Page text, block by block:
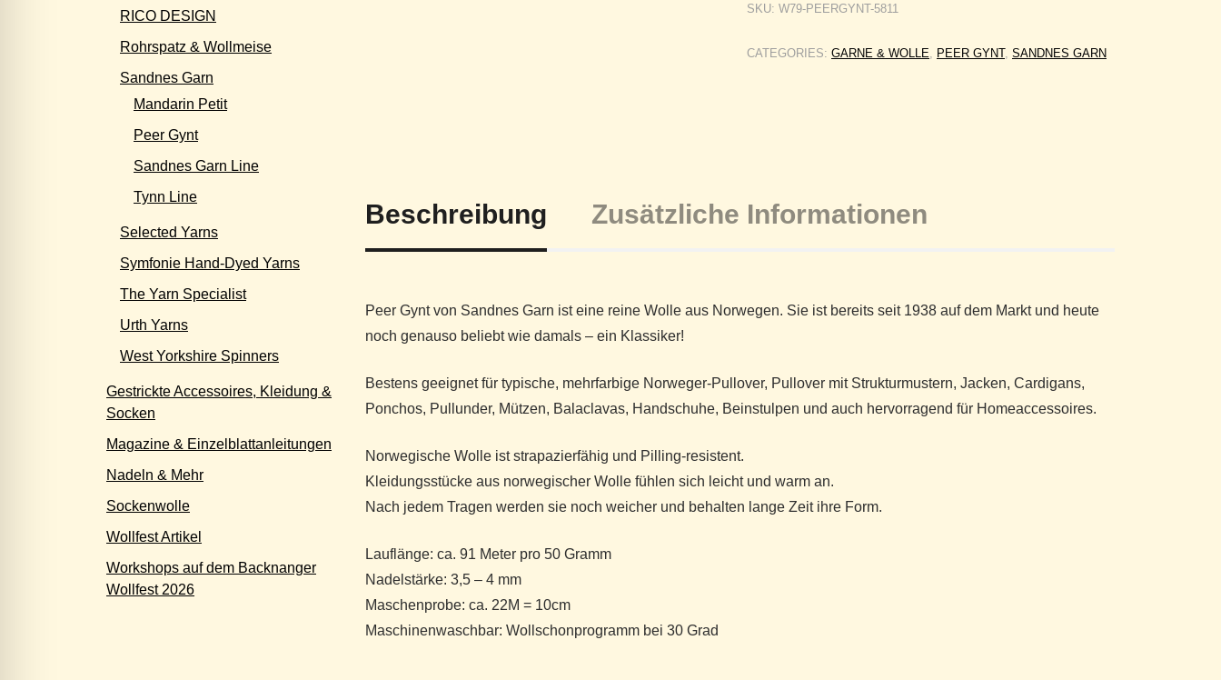
SKU: W79-PEERGYNT-5811
CATEGORIES: GARNE & WOLLE PEER GYNT, SANDNES GARN
Beschreibung Zusätzliche Informationen
Peer Gynt von Sandnes Garn ist eine reine Wolle aus Norwegen. Sie ist bereits seit 1938 auf dem Markt und heute
noch genauso beliebt wie damals – ein Klassiker!
Bestens geeignet für typische, mehrfarbige Norweger-Pullover, Pullover mit Strukturmustern, Jacken, Cardigans,
Ponchos, Pullunder, Mützen, Balaclavas, Handschuhe, Beinstulpen und auch hervorragend für Homeaccessoires.
Norwegische Wolle ist strapazierfähig und Pilling-resistent.
Kleidungsstücke aus norwegischer Wolle fühlen sich leicht und warm an.
Nach jedem Tragen werden sie noch weicher und behalten lange Zeit ihre Form.
Lauflänge: ca. 91 Meter pro 50 Gramm
Nadelstärke: 3,5 – 4 mm
Maschenprobe: ca. 22M = 10cm
Maschinenwaschbar: Wollschonprogramm bei 30 Grad
RICO DESIGN
Rohrspatz & Wollmeise
Sandnes Garn
Mandarin Petit
Peer Gynt
Sandnes Garn Line
Tynn Line
Selected Yarns
Symfonie Hand-Dyed Yarns
The Yarn Specialist
Urth Yarns
West Yorkshire Spinners
Gestrickte Accessoires, Kleidung &
Socken
Magazine & Einzelblattanleitungen
Nadeln & Mehr
Sockenwolle
Wollfest Artikel
Workshops auf dem Backnanger
Wollfest 2026